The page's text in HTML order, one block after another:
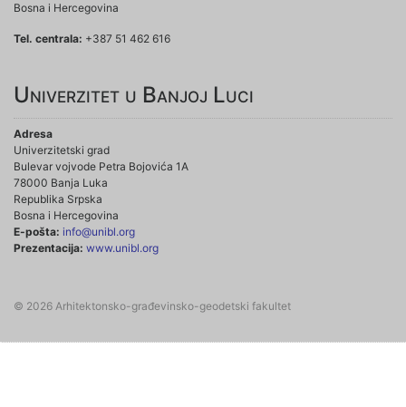
Bosna i Hercegovina
Tel. centrala: +387 51 462 616
Univerzitet u Banjoj Luci
Adresa
Univerzitetski grad
Bulevar vojvode Petra Bojovića 1A
78000 Banja Luka
Republika Srpska
Bosna i Hercegovina
E-pošta: info@unibl.org
Prezentacija: www.unibl.org
© 2026 Arhitektonsko-građevinsko-geodetski fakultet